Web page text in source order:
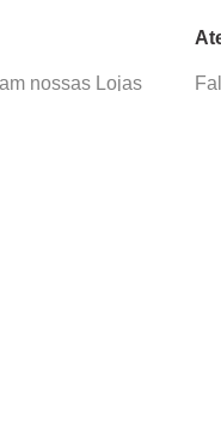
nossas Lojas